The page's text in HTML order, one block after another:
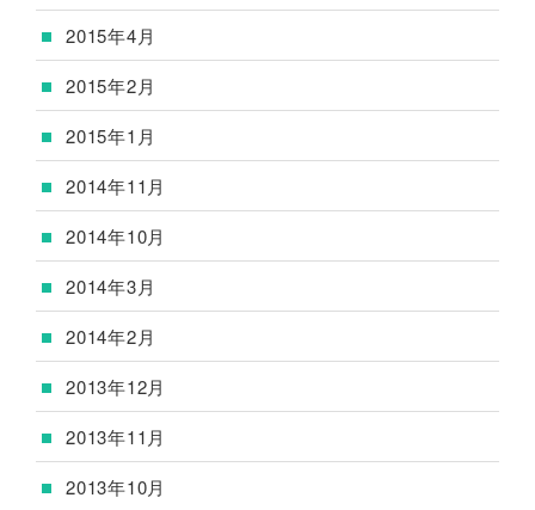
2015年4月
2015年2月
2015年1月
2014年11月
2014年10月
2014年3月
2014年2月
2013年12月
2013年11月
2013年10月